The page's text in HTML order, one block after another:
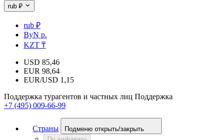
rub ₽
rub ₽
ByN р.
KZT ₸
USD 85,46
EUR 98,64
EUR/USD 1,15
Поддержка турагентов и частных лиц Поддержка
+7 (495) 009-66-99
Страны
Подменю открыть/закрыть